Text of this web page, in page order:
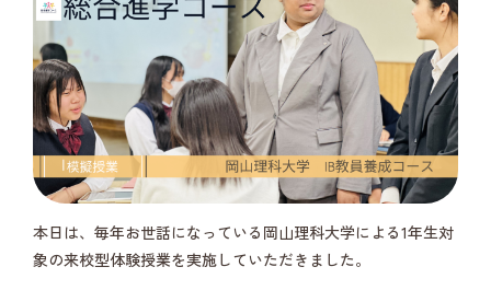
本日は、毎年お世話になっている岡山理科大学による1年生対
象の来校型体験授業を実施していただきました。